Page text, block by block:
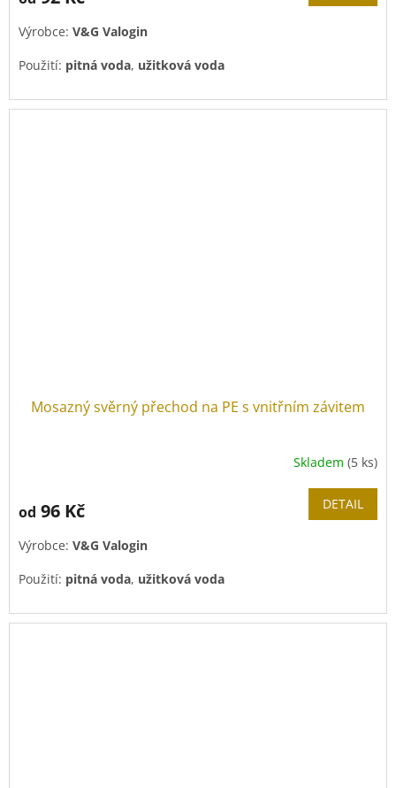
Výrobce: V&G Valogin
Použití: pitná voda, užitková voda
Mosazný svěrný přechod na PE s vnitřním závitem
Skladem (5 ks)
od 96 Kč DETAIL
Výrobce: V&G Valogin
Použití: pitná voda, užitková voda